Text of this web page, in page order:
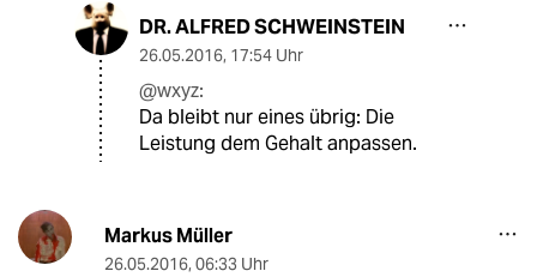
DR. ALFRED SCHWEINSTEIN
26.05.2016, 17:54 Uhr
@wxyz:
Da bleibt nur eines übrig: Die
Leistung dem Gehalt anpassen.
Markus Müller
26.05.2016, 06:33 Uhr